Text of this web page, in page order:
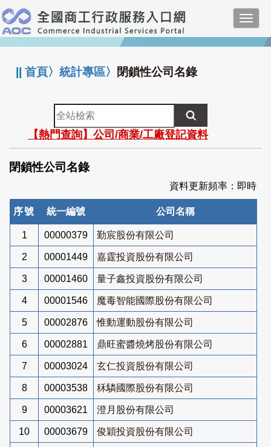
跳
到
主
要
:::
||首頁〉統計專區〉 閉鎖性公司名錄
全
站
檢
索
【熱門查詢】公司/商業/工廠登記資料
閉鎖性公司名錄
資料更新頻率：即時
序號 統一編號 公司名稱
1 00000379 勤宸股份有限公司
2 00001449 嘉霆投資股份有限公司
3 00001460 量子鑫投資股份有限公司
4 00001546 魔毒智能國際股份有限公司
5 00002876 惟動運動股份有限公司
6 00002881 鼎旺蜜醬燒烤股份有限公司
7 00003024 玄仁投資股份有限公司
8 00003538 秝驎國際股份有限公司
9 00003621 澄月股份有限公司
10 00003679 俊穎投資股份有限公司